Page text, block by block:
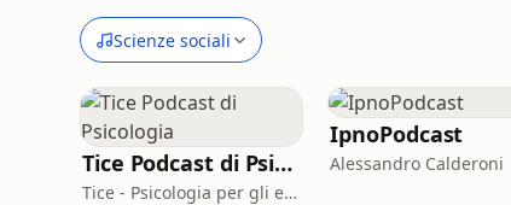
Scienze sociali
Tice Podcast di Psicologia
Tice - Psicologia per gli esseri umani
IpnoPodcast
Alessandro Calderoni